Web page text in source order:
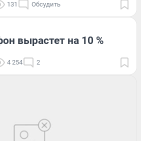
131 Обсудить
вырастет на 10 %
4 254 2